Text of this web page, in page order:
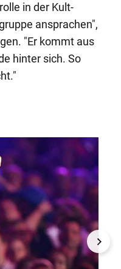
in der Kult-
ansprachen",
"Er kommt aus
hinter sich. So